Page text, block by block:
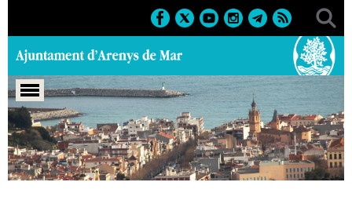
Portada > Agenda > 07-06-
2007 > Marcs > Culturals > 2007 > 50 anys Biblioteca